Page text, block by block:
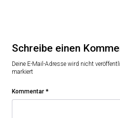
Schreibe einen
Deine E-Mail-Adresse wird nicht
markiert
Kommentar *